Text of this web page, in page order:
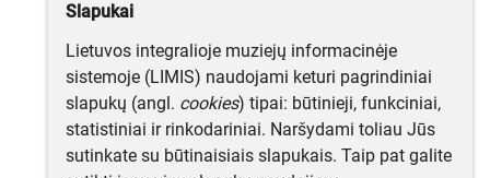
Slapukai
Lietuvos integralioje muziejų informacinėje
sistemoje (LIMIS) naudojami keturi pagrindiniai
slapukų (angl. cookies) tipai: būtinieji, funkciniai,
statistiniai ir rinkodariniai. Naršydami toliau Jūs
sutinkate su būtinaisiais slapukais. Taip pat galite